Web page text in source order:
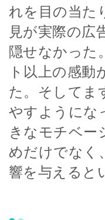
れを目の当た
見が実際の
隠せなかった
ト以上の感
た。そしてま
やすようにな
きなモチベー
めだけでなく
響を与えると